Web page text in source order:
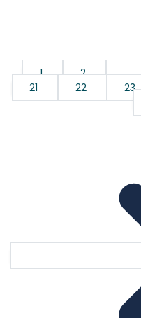
1 2 ...
21
22 23